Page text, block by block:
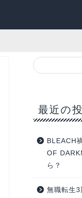
最近の
BLEACH
OF
ら？
無職転生3